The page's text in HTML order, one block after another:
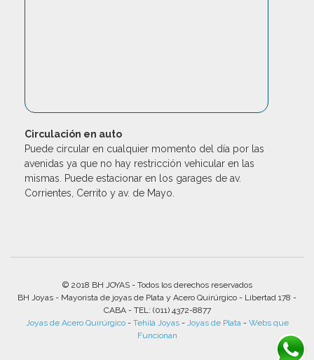
Circulación en auto
Puede circular en cualquier momento del día por las
avenidas ya que no hay restricción vehicular en las
mismas. Puede estacionar en los garages de av.
Corrientes, Cerrito y av. de Mayo.
© 2018 BH JOYAS - Todos los derechos reservados
BH Joyas - Mayorista de joyas de Plata y Acero Quirúrgico - Libertad 178 -
CABA - TEL: (011) 4372-8877
Joyas de Acero Quirúrgico- Tehilá Joyas- Joyas de Plata- Webs que
Funcionan